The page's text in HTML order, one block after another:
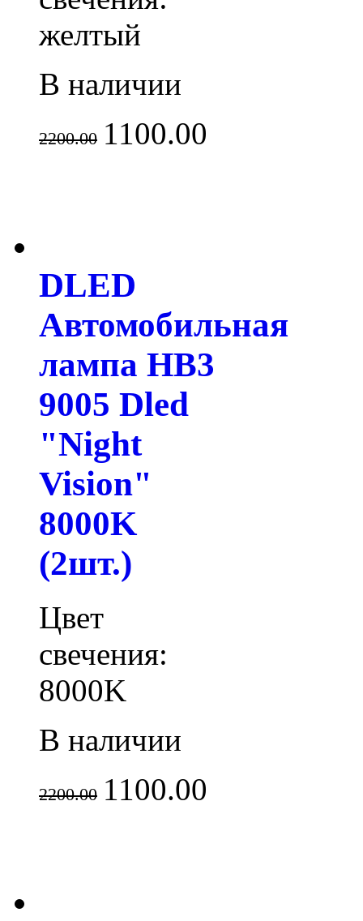
желтый
В наличии
2200.00 1100.00
DLED
Автомобильная
лампа HB3
9005 Dled
"Night
Vision"
8000K
(2шт.)
Цвет
свечения:
8000K
В наличии
2200.00 1100.00